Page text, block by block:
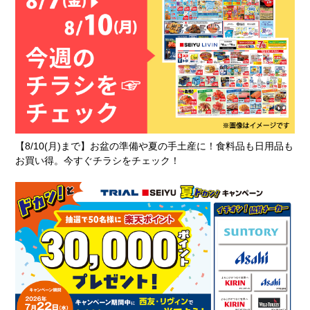
【8/10(月)まで】お盆の準備や夏の手土産に！食料品も日用品も
お買い得。今すぐチラシをチェック！